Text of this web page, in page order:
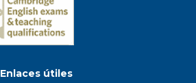
Enlaces útiles